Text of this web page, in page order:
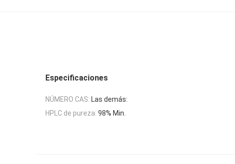
Especificaciones
NÚMERO CAS: Las demás:
HPLC de pureza: 98% Min.